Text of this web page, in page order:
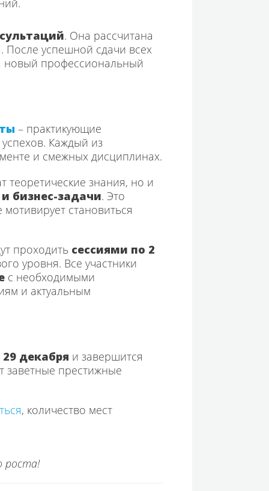
. Она рассчитана
успешной сдачи всех
новый профессиональный
– практикующие
Каждый из
и смежных дисциплинах.
теоретические знания, но и
бизнес-задачи. Это
становиться
проходить сессиями по 2
уровня. Все участники
с необходимыми
и актуальным
29 декабря и завершится
заветные престижные
, количество мест
роста!